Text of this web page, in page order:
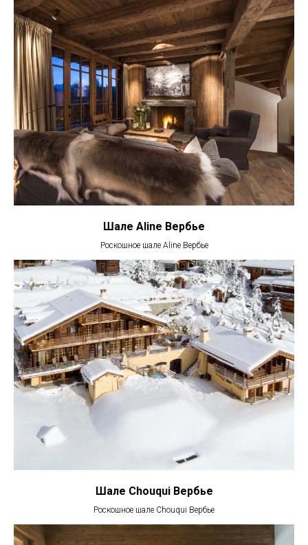
Шале Aline Вербье
Роскошное шале Aline Вербье
Шале Chouqui Вербье
Роскошное шале Chouqui Вербье